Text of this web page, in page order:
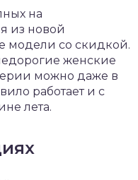
на
из новой
модели со скидкой.
женские
можно даже в
работает и с
лета.